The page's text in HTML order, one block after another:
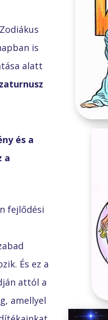
is
alatt
és a
a
fejlődési
És ez a
attól a
amellyel